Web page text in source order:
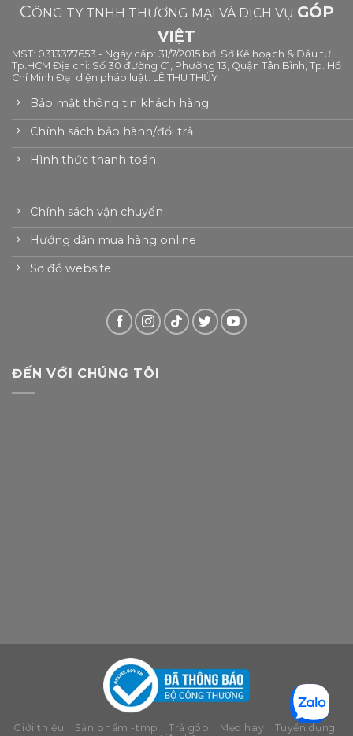
CÔNG TY TNHH THƯƠNG MẠI VÀ DỊCH VỤ GÓP
VIỆT
MST: 0313377653 - Ngày cấp: 31/7/2015 bởi Sở Kế hoạch & Đầu tư
Tp.HCM Địa chỉ: Số 30 đường C1, Phường 13, Quận Tân Bình, Tp. Hồ
Chí Minh Đại diện pháp luật: LÊ THU THỦY
Bảo mật thông tin khách hàng
Chính sách bảo hành/đổi trả
Hình thức thanh toán
Chính sách vận chuyển
Hướng dẫn mua hàng online
Sơ đồ website
ĐẾN VỚI CHÚNG TÔI
Giới thiệu Sản phẩm -tmp Trả góp Mẹo hay
Tuyển dụng